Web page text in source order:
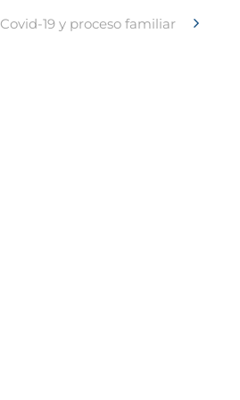
Covid-19 y proceso familiar